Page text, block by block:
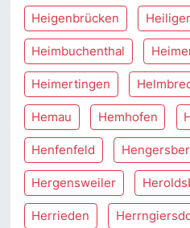
Heigenbrücken
Heimbuchenthal
Heimertingen
Hemau Hemhofen
Henfenfeld
Hergensweiler
Herrieden